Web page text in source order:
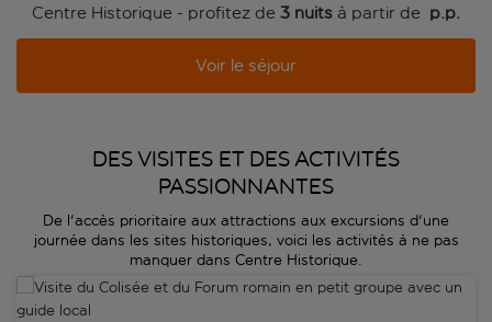
Centre Historique - profitez de 3 nuits à partir de p.p.
Voir le séjour
DES VISITES ET DES ACTIVITÉS
PASSIONNANTES
De l'accès prioritaire aux attractions aux excursions d'une
journée dans les sites historiques, voici les activités à ne pas
manquer dans Centre Historique.
Visite du Colisée et du Forum romain en petit groupe avec un guide